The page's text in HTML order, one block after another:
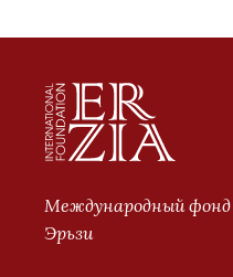
Международный
Эрьзи